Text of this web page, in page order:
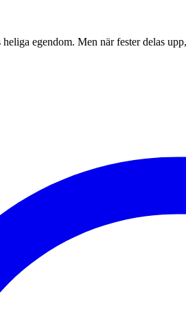
heliga egendom. Men när fester delas